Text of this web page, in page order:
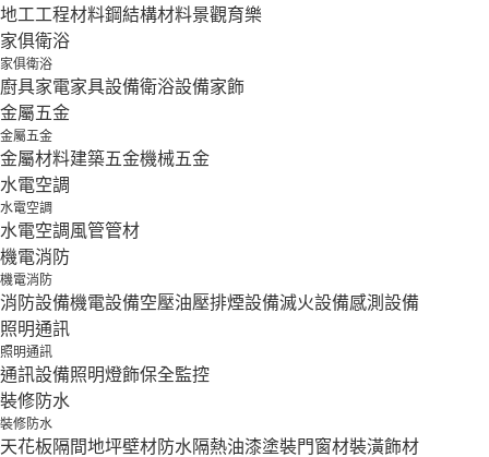
地工工程材料鋼結構材料景觀育樂
家俱衛浴
家俱衛浴
廚具家電家具設備衛浴設備家飾
金屬五金
金屬五金
金屬材料建築五金機械五金
水電空調
水電空調
水電空調風管管材
機電消防
機電消防
消防設備機電設備空壓油壓排煙設備滅火設備感測設備
照明通訊
照明通訊
通訊設備照明燈飾保全監控
裝修防水
裝修防水
天花板隔間地坪壁材防水隔熱油漆塗裝門窗材裝潢飾材